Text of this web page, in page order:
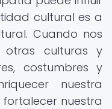
cultural es a
Cuando nos
culturas y
costumbres y
nuestra
nuestra